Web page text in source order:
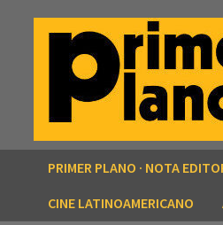
PRIMER PLANO · NOTA
CINE LATINOAMERICANO